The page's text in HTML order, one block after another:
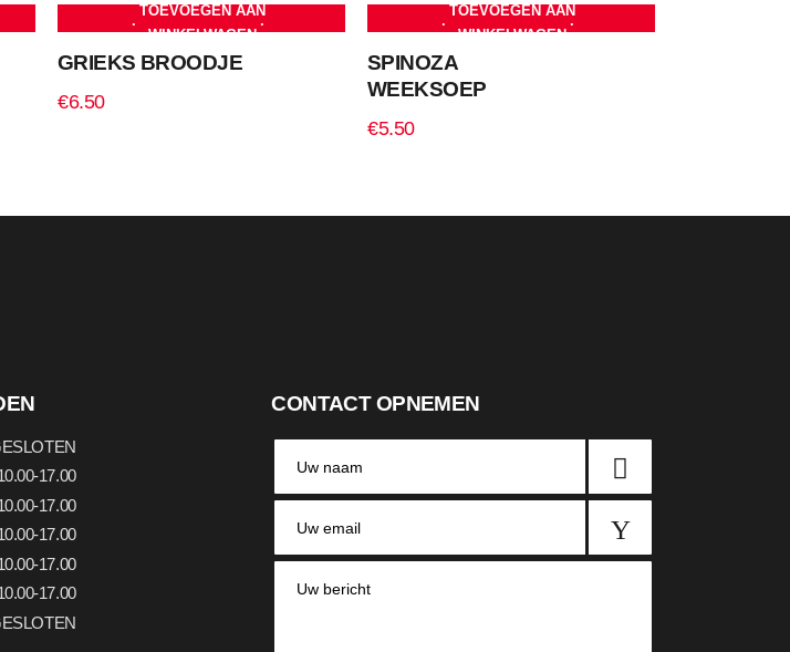
TOEVOEGEN AAN
WINKELWAGEN
GRIEKS BROODJE
€6.50
TOEVOEGEN AAN
WINKELWAGEN
SPINOZA
WEEKSOEP
€5.50
17.00
17.00
17.00
17.00
17.00
CONTACT OPNEMEN